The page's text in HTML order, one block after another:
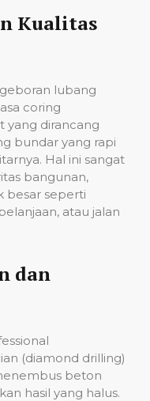
Kualitas
lubang
coring
yang dirancang
bundar yang rapi
Hal ini sangat
bangunan,
besar seperti
atau jalan
dan
(diamond drilling)
beton
hasil yang halus.